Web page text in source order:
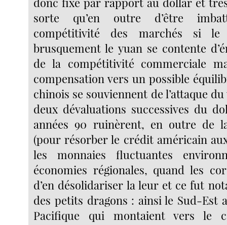
sorte qu’en outre d’être
compétitivité des marchés si le
brusquement le yuan se contente
de la compétitivité commerciale
compensation vers un possible
chinois se souviennent de l’attaque
deux dévaluations successives du
années 90 ruinèrent, en outre de
(pour résorber le crédit américain
les monnaies fluctuantes
économies régionales, quand les
d’en désolidariser la leur et ce fut
des petits dragons : ainsi le Sud-Est
Pacifique qui montaient vers le